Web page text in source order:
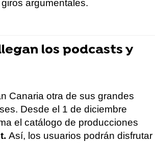
argumentales.
los podcasts y
Canaria otra de sus grandes
Desde el 1 de diciembre
el catálogo de producciones
Así, los usuarios podrán disfrutar